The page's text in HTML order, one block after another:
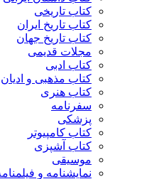
کتاب تاریخی
کتاب تاریخ ایران
کتاب تاریخ جهان
مجلات قدیمی
کتاب ادبی
کتاب مذهبی و ادیان
کتاب هنری
سفرنامه
پزشکی
کتاب کامپیوتر
کتاب آشپزی
موسیقی
نمایشنامه و